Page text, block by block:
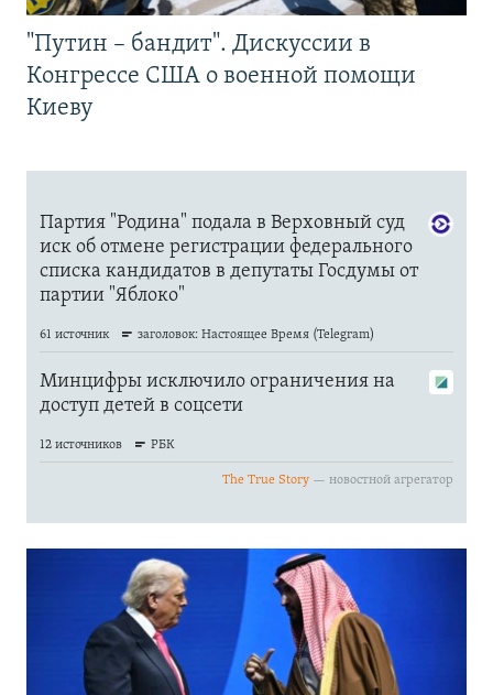
"Путин – бандит". Дискуссии в
Конгрессе США о военной помощи
Киеву